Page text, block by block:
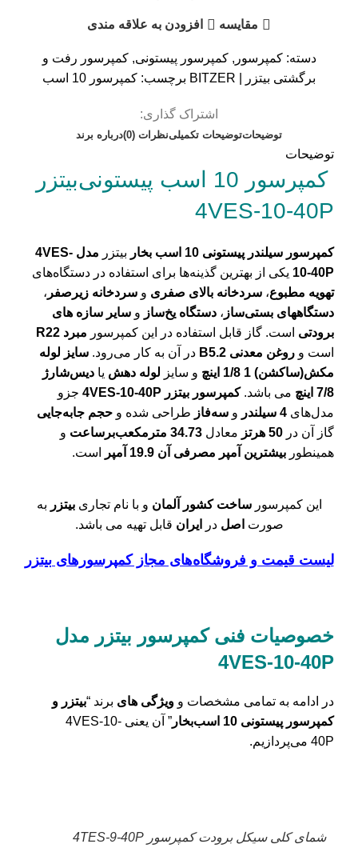
مقایسه افزودن به علاقه مندی
دسته: کمپرسور , کمپرسور پیستونی, کمپرسور رفت و
برگشتی بیتزر | BITZER
برچسب: کمپرسور 10 اسب
اشتراک گذاری:
توضیحاتتوضیحات تکمیلینظرات (0) درباره برند
توضیحات
کمپرسور 10 اسب پیستونی‌بیتزر
4VES-10-40P
کمپرسور سیلندر پیستونی 10 اسب بخار بیتزر
مدل 4VES-
10-40P یکی از بهترین گذینه‌ها برای استفاده در دستگاه‌های
تهویه مطبوع، سردخانه بالای صفری و سردخانه زیر‌صفر ،
دستگاههای بستی‌ساز ، دستگاه یخ‌ساز و سایر سازه های
برودتی است. گاز قابل استفاده در این کمپرسور مبرد R22
است و روغن معدنی B5.2 در آن به کار می‌رود. سایز لوله
مکش(ساکشن) 1 1/8 اینچ
و سایز لوله دهش یا دیس‌شارژ
7/8 اینچ
می باشد.کمپرسور بیتزر 4VES-10-40P
جزو
مدل‌های 4 سیلندر و سه‌فاز طراحی شده و حجم جابه‌جایی
گاز آن در 50 هرتز معادل 34.73 متر‌مکعب‌بر‌ساعت
و
همینطور بیشترین آمپر مصرفی آن 19.9 آمپر است.
این کمپرسورساخت کشور آلمان و با نام تجاریبیتزر به
صورت اصلدر ایران قابل تهیه می باشد.
لیست قیمت و فروشگاه‌های مجاز کمپرسور‌های بیتزر
خصوصیات فنی کمپرسور بیتزر مدل
4VES-10-40P
در ادامه به تمامی مشخصات و ویژگی های برند “بیتزر و
کمپرسور پیستونی 10 اسب‌بخار
” آن یعنی 4VES-10-
40P می‌پردازیم.
شمای کلی سیکل برودت کمپرسور 4TES-9-40P